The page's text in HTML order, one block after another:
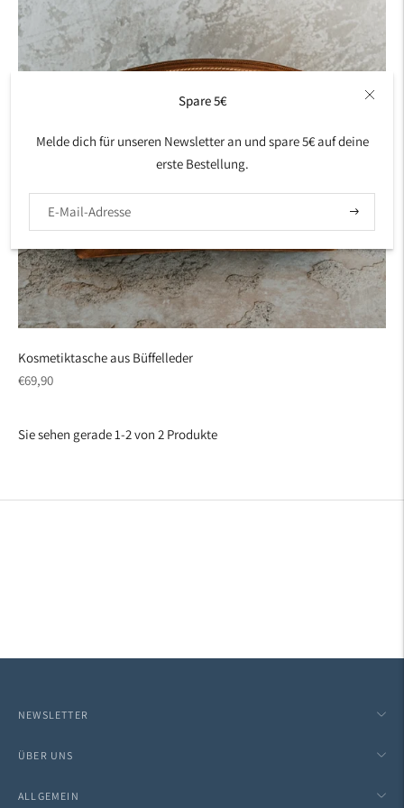
Spare 5€
Melde dich für unseren Newsletter an und spare 5€ auf deine
erste Bestellung.
Kosmetiktasche aus Büffelleder
regulärer
€69,90
Sie sehen gerade 1-2 von 2 Produkte
NEWSLETTER
ÜBER UNS
ALLGEMEIN